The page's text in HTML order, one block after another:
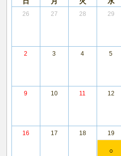
26 27 28 29
2 3 4 5
9 10 11 12
16 17 18 19
○